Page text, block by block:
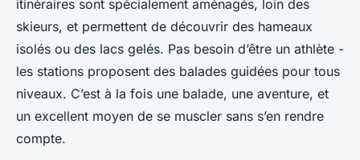
itinéraires sont spécialement aménagés, loin des
skieurs, et permettent de découvrir des hameaux
isolés ou des lacs gelés. Pas besoin d’être un athlète -
les stations proposent des balades guidées pour tous
niveaux. C’est à la fois une balade, une aventure, et
un excellent moyen de se muscler sans s’en rendre
compte.